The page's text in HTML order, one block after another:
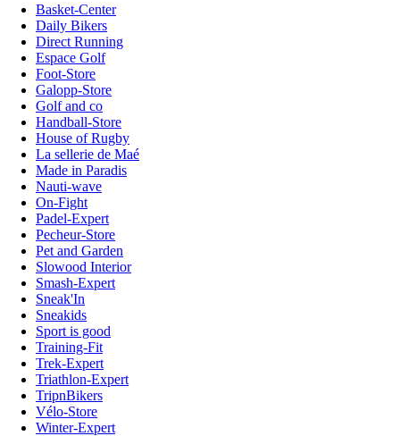
Basket-Center
Daily Bikers
Direct Running
Espace Golf
Foot-Store
Galopp-Store
Golf and co
Handball-Store
House of Rugby
La sellerie de Maé
Made in Paradis
Nauti-wave
On-Fight
Padel-Expert
Pecheur-Store
Pet and Garden
Slowood Interior
Smash-Expert
Sneak'In
Sneakids
Sport is good
Training-Fit
Trek-Expert
Triathlon-Expert
TripnBikers
Vélo-Store
Winter-Expert